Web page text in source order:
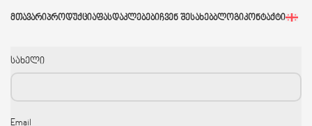
ᲛᲗᲐᲕᲐᲠᲘᲞᲠᲝᲓᲣᲥᲪᲘᲐᲤᲐᲡᲓᲐᲙᲚᲔᲑᲔᲑᲘᲩᲕᲔᲜ ᲨᲔᲡᲐᲮᲔᲑᲑᲚᲝᲒᲘᲙᲝᲜᲢᲐᲥᲢᲘ
სახელი
Email